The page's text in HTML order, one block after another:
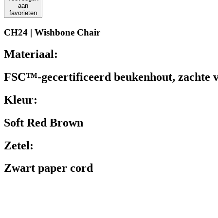
aan
favorieten
CH24 | Wishbone Chair
Materiaal:
FSC™-gecertificeerd beukenhout, zachte
Kleur:
Soft Red Brown
Zetel:
Zwart paper cord